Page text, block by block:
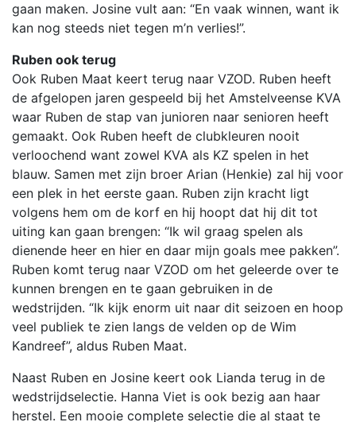
gaan maken. Josine vult aan: “En vaak winnen, want ik
kan nog steeds niet tegen m’n verlies!”.
Ruben ook terug
Ook Ruben Maat keert terug naar VZOD. Ruben heeft
de afgelopen jaren gespeeld bij het Amstelveense KVA
waar Ruben de stap van junioren naar senioren heeft
gemaakt. Ook Ruben heeft de clubkleuren nooit
verloochend want zowel KVA als KZ spelen in het
blauw. Samen met zijn broer Arian (Henkie) zal hij voor
een plek in het eerste gaan. Ruben zijn kracht ligt
volgens hem om de korf en hij hoopt dat hij dit tot
uiting kan gaan brengen: “Ik wil graag spelen als
dienende heer en hier en daar mijn goals mee pakken”.
Ruben komt terug naar VZOD om het geleerde over te
kunnen brengen en te gaan gebruiken in de
wedstrijden. “Ik kijk enorm uit naar dit seizoen en hoop
veel publiek te zien langs de velden op de Wim
Kandreef”, aldus Ruben Maat.
Naast Ruben en Josine keert ook Lianda terug in de
wedstrijdselectie. Hanna Viet is ook bezig aan haar
herstel. Een mooie complete selectie die al staat te